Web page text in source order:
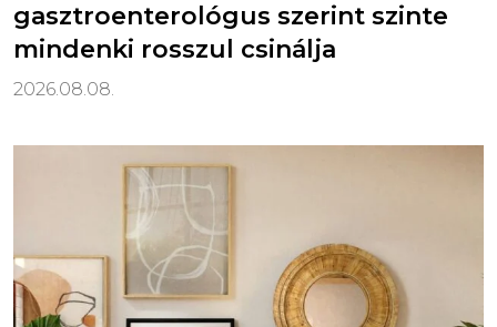
gasztroenterológus szerint szinte
mindenki rosszul csinálja
2026.08.08.